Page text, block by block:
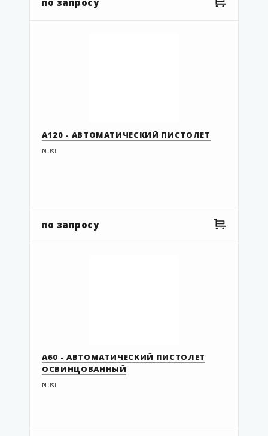
по запросу
А120 - АВТОМАТИЧЕСКИЙ ПИСТОЛЕТ
PIUSI
по запросу
А60 - АВТОМАТИЧЕСКИЙ ПИСТОЛЕТ
ОСВИНЦОВАННЫЙ
PIUSI